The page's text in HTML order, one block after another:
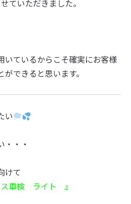
ていただきました。
いているからこそ確実にお客様
できると思います。
い
・・・
けて
ス車検 ライト 』